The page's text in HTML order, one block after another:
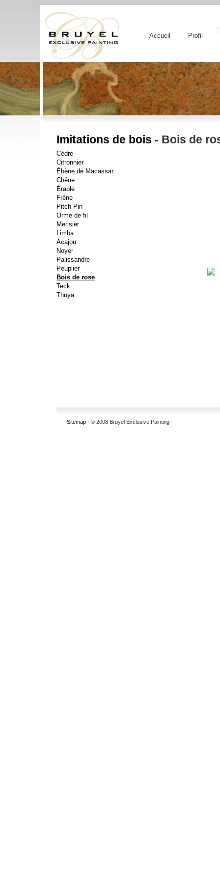
Accueil Profil
Imitations de bois - Bois de
Cèdre
Citronnier
Ébène de Macassar
Chêne
Érable
Frène
Pitch Pin
Orme de fil
Merisier
Limba
Acajou
Noyer
Palissandre
Peuplier
Bois de rose
Teck
Thuya
Sitemap - © 2008 Bruyel Exclusive Painting